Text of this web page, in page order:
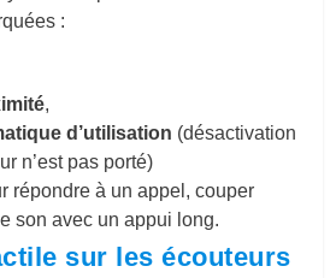
:
,
d’utilisation (désactivation
n’est pas porté)
répondre à un appel, couper
son avec un appui long.
sur les écouteurs